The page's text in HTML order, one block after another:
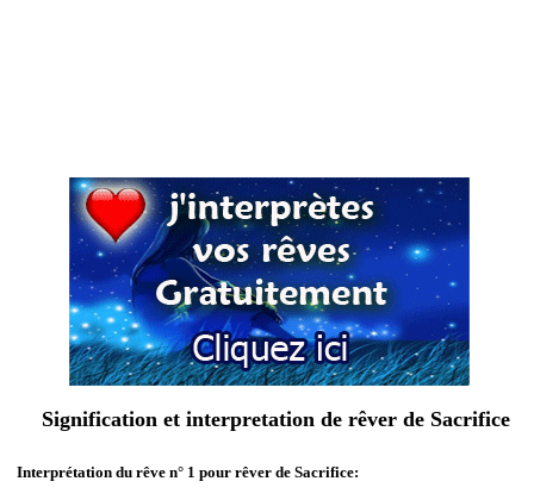
Signification et interpretation de rêver de Sacrifice
Interprétation du rêve n° 1 pour rêver de Sacrifice: